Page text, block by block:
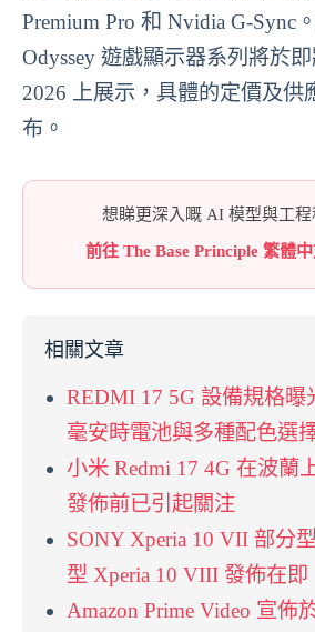
Premium Pro 和 Nvidia G-Sync
Odyssey 遊戲顯示器系列將於
2026 上展示，具體的定價及供
布。
想睇更深入嘅 AI 模型與工程
前往 The Base Principle 繁體
相關文章
REDMI 17 5G 設備規格曝
毫安時電池與多種配色選
小米 Redmi 17 4G 在波蘭
發佈前已引起關注
SONY Xperia 10 VII 部分
型 Xperia 10 VIII 發佈在即
Amazon Prime Video 宣佈